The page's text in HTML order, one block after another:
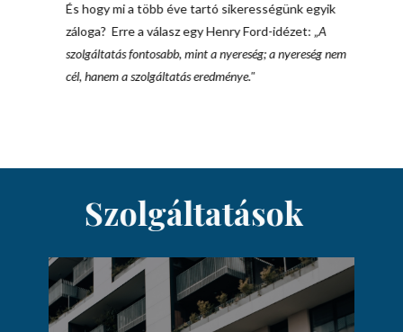
És hogy mi a több éve tartó sikerességünk egyik
záloga? Erre a válasz egy Henry Ford-idézet: „ A
szolgáltatás fontosabb, mint a nyereség; a nyereség nem
cél, hanem a szolgáltatás eredménye."
Szolgáltatások